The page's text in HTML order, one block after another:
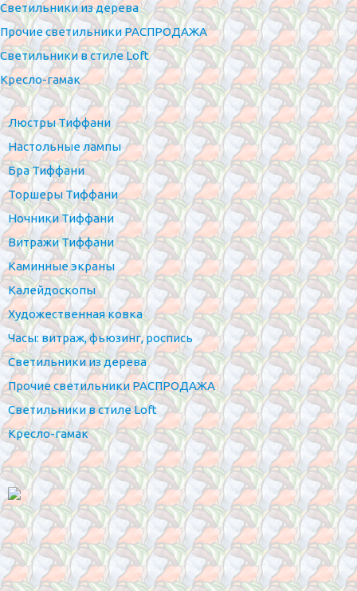
Светильники из дерева
Прочие светильники РАСПРОДАЖА
Светильники в стиле Loft
Кресло-гамак
Люстры Тиффани
Настольные лампы
Бра Тиффани
Торшеры Тиффани
Ночники Тиффани
Витражи Тиффани
Каминные экраны
Калейдоскопы
Художественная ковка
Часы: витраж, фьюзинг, роспись
Светильники из дерева
Прочие светильники РАСПРОДАЖА
Светильники в стиле Loft
Кресло-гамак